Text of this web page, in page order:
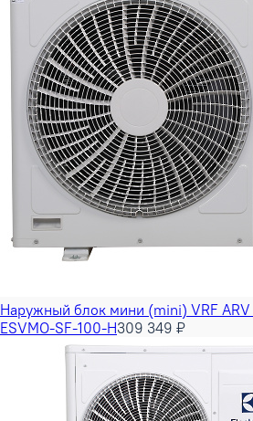
Наружный блок мини (mini) VRF
ESVMO-SF-100-H309 349 ₽